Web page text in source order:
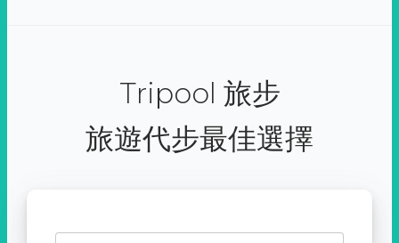
Tripool 旅步
旅遊代步最佳選擇